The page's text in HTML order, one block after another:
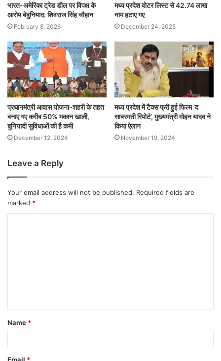
भारत-अमेरिका ट्रेड डील पर विपक्ष के
आरोप बेबुनियाद: शिवराज सिंह चौहान
February 8, 2026
मध्य प्रदेश वोटर लिस्ट से 42.74 लाख
नाम हटाए गए
December 24, 2025
प्रधानमंत्री आवास योजना-शहरी के तहत
बनाए गए करीब 50% मकान खाली,
बुनियादी सुविधाओं की है कमी
December 12, 2024
मध्य प्रदेश में टैक्स फ्री हुई फिल्म ‘द
साबरमती रिपोर्ट’, मुख्यमंत्री मोहन यादव ने
किया ऐलान
November 19, 2024
Leave a Reply
Your email address will not be published. Required fields are
marked *
Name *